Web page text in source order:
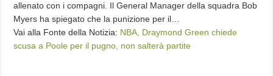
allenato con i compagni. Il General Manager della squadra Bob
Myers ha spiegato che la punizione per il…
Vai alla Fonte della Notizia: NBA, Draymond Green chiede
scusa a Poole per il pugno, non salterà partite